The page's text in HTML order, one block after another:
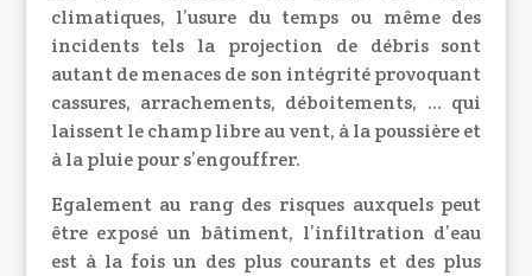
climatiques, l’usure du temps ou même des
incidents tels la projection de débris sont
autant de menaces de son intégrité provoquant
cassures, arrachements, déboitements, … qui
laissent le champ libre au vent, à la poussière et
à la pluie pour s’engouffrer.
Egalement au rang des risques auxquels peut
être exposé un bâtiment, l’infiltration d’eau
est à la fois un des plus courants et des plus